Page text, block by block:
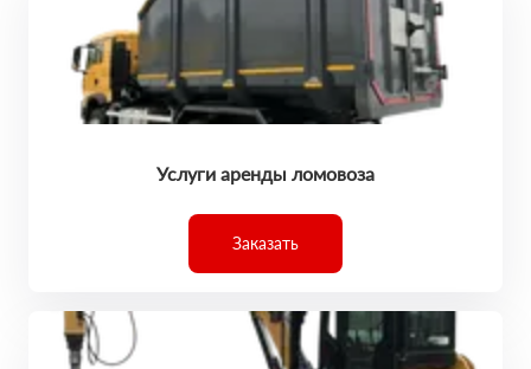
Услуги аренды ломовоза
Заказать